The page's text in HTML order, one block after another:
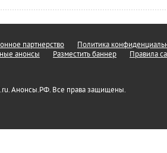
партнерство
Политика
анонсы Разместить баннер Правила
Анонсы.РФ. Все права защищены.